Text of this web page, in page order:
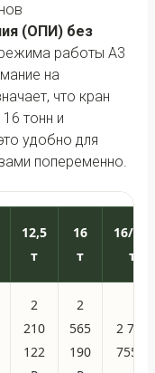
(ОПИ) без
работы А3
на
что кран
тонн и
удобно для
попеременно.
12,5
т
16
т
16/3,2
т
2
210
122
2
565
190
2 739
755 ₽